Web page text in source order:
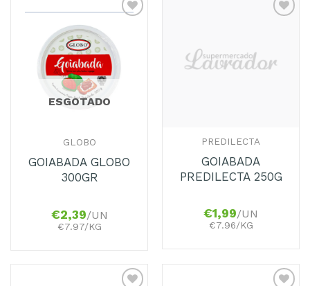
Adicionar
aos
Favoritos
ESGOTADO
GLOBO
GOIABADA GLOBO
300GR
€2,39/UN
€7.97/KG
Favoritos
PREDILECTA
GOIABADA
PREDILECTA 250G
€1,99/UN
€7.96/KG